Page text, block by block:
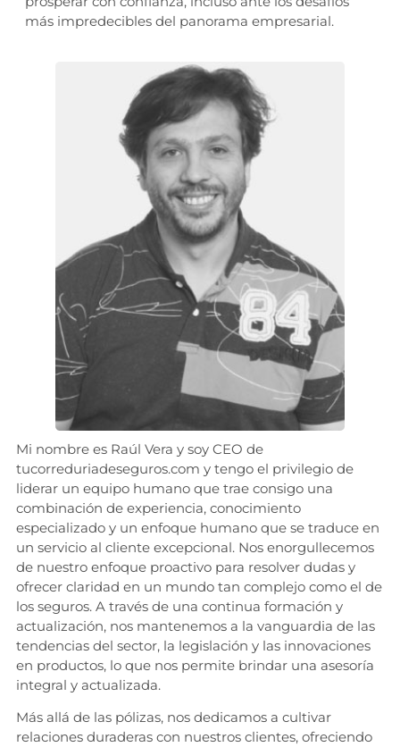
más impredecibles del panorama empresarial.
Mi nombre es Raúl Vera y soy CEO de
tucorreduriadeseguros.com y tengo el privilegio de
liderar un equipo humano que trae consigo una
combinación de experiencia, conocimiento
especializado y un enfoque humano que se traduce en
un servicio al cliente excepcional. Nos enorgullecemos
de nuestro enfoque proactivo para resolver dudas y
ofrecer claridad en un mundo tan complejo como el de
los seguros. A través de una continua formación y
actualización, nos mantenemos a la vanguardia de las
tendencias del sector, la legislación y las innovaciones
en productos, lo que nos permite brindar una asesoría
integral y actualizada.
Más allá de las pólizas, nos dedicamos a cultivar
relaciones duraderas con nuestros clientes, ofreciendo